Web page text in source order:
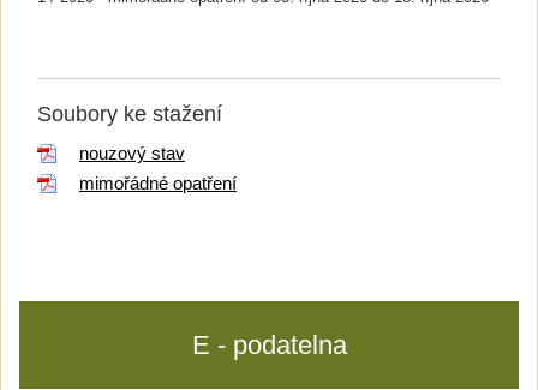
Soubory ke stažení
nouzový stav
mimořádné opatření
E - podatelna